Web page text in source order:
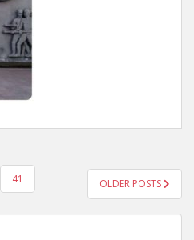
41 OLDER POSTS